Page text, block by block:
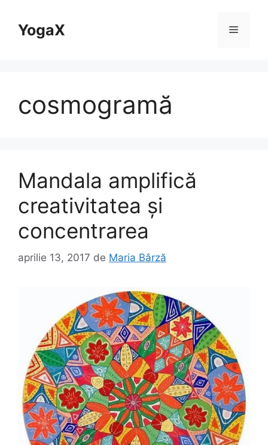
conținutYogaX Meniu
cosmogramă
Mandala amplifică
creativitatea și
concentrarea
aprilie 13, 2017 de Maria Bârză